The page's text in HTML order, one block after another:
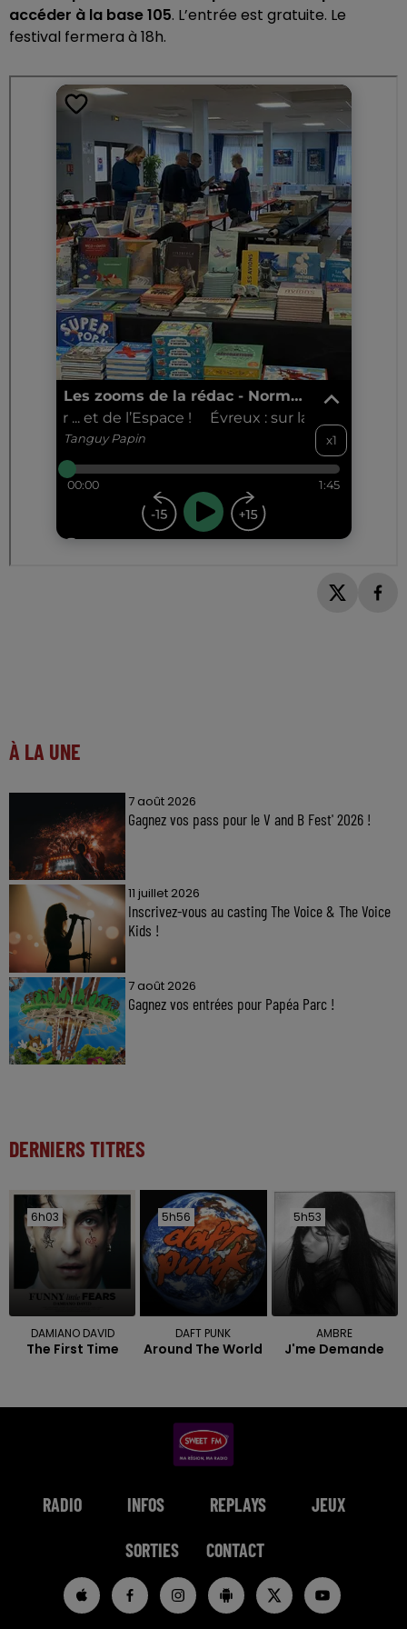
accéder à la base 105. L’entrée est gratuite. Le
festival fermera à 18h.
À LA UNE
7 août 2026
Gagnez vos pass pour le V and B Fest' 2026 !
11 juillet 2026
Inscrivez-vous au casting The Voice & The Voice
Kids !
7 août 2026
Gagnez vos entrées pour Papéa Parc !
DERNIERS TITRES
6h03
6h03
DAMIANO DAVID
The First Time
5h56
5h56
DAFT PUNK
Around The World
5h53
5h53
AMBRE
J'me Demande
RADIO INFOS REPLAYS JEUX
SORTIES CONTACT